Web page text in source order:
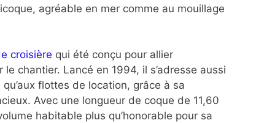
agréable en mer comme au mouillage
croisière qui été conçu pour allier
chantier. Lancé en 1994, il s’adresse aussi
flottes de location, grâce à sa
Avec une longueur de coque de 11,60
habitable plus qu’honorable pour sa